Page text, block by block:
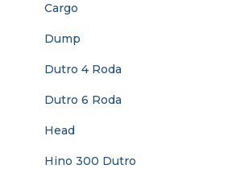
Cargo
Dump
Dutro 4 Roda
Dutro 6 Roda
Head
Hino 300 Dutro